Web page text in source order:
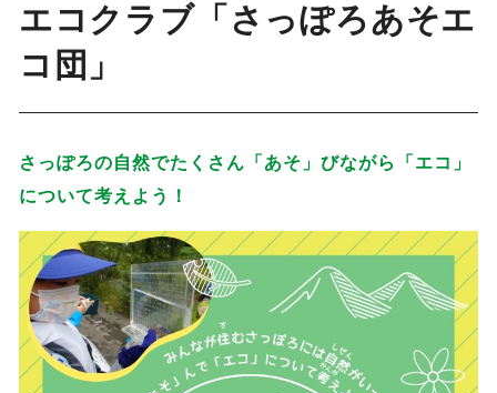
エコクラブ「さっぽろあそエ
コ団」
さっぽろの自然でたくさん「あそ」びながら「エコ」
について考えよう！